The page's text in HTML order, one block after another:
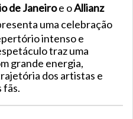
de Janeiroe oAllianz
uma celebração
intenso e
traz uma
grande energia,
dos artistas e
fãs.